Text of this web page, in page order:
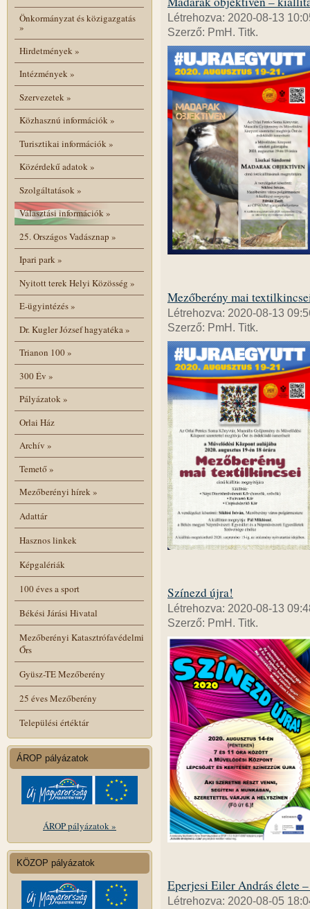
Önkormányzat és közigazgatás
»
Hirdetmények»
Intézmények»
Szervezetek»
Közhasznú információk»
Turisztikai információk»
Közérdekű adatok»
Szolgáltatások»
Választási információk»
25. Országos Vadásznap »
Ipari park»
Nyitott terek Helyi Közösség »
E-ügyintézés»
Dr. Kugler József hagyatéka»
Trianon 100»
300 Év »
Pályázatok»
Orlai Ház
Archív »
Temető»
Mezőberényi hírek»
Adattár
Hasznos linkek
Képgalériák
100 éves a sport
Békési Járási Hivatal
Mezőberényi Katasztrófavédelmi
Őrs
Gyüsz-TE Mezőberény
25 éves Mezőberény
Települési értéktár
ÁROP pályázatok
ÁROP pályázatok »
KÖZOP pályázatok
Létrehozva: 2020-08-13
Szerző: PmH. Titk.
Mezőberény mai
Létrehozva: 2020-08-13
Szerző: PmH. Titk.
Színezd újra!
Létrehozva: 2020-08-13
Szerző: PmH. Titk.
Eperjesi Eiler András élete
Létrehozva: 2020-08-05